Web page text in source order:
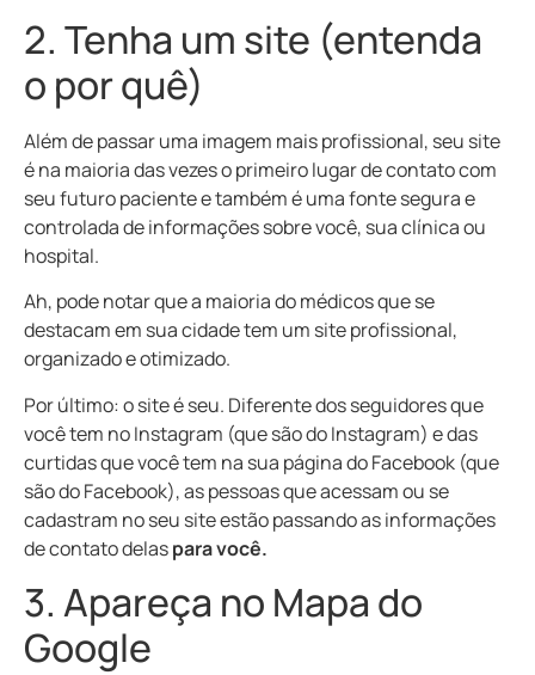
2. Tenha um site (entenda
o por quê)
Além de passar uma imagem mais profissional, seu site
é na maioria das vezes o primeiro lugar de contato com
seu futuro paciente e também é uma fonte segura e
controlada de informações sobre você, sua clínica ou
hospital.
Ah, pode notar que a maioria do médicos que se
destacam em sua cidade tem um site profissional,
organizado e otimizado.
Por último: o site é seu. Diferente dos seguidores que
você tem no Instagram (que são do Instagram) e das
curtidas que você tem na sua página do Facebook (que
são do Facebook), as pessoas que acessam ou se
cadastram no seu site estão passando as informações
de contato delaspara você.
3. Apareça no Mapa do
Google